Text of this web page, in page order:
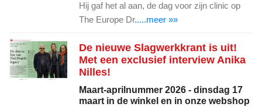
Hij gaf het al aan, de dag voor zijn clinic op
The Europe Dr.....meer »»
De nieuwe Slagwerkkrant is uit!
Met een exclusief interview Anika
Nilles!
Maart-aprilnummer 2026 - dinsdag 17
maart in de winkel en in onze webshop